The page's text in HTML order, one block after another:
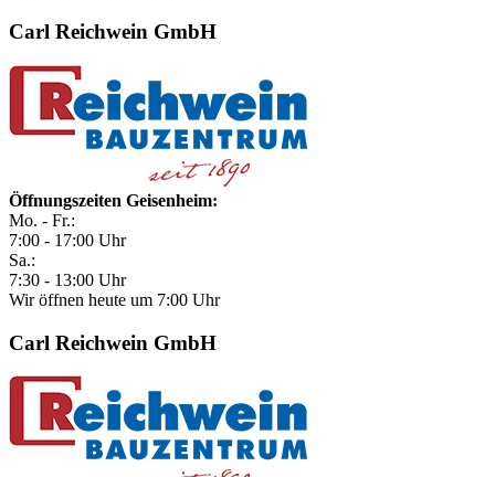
Carl Reichwein GmbH
Öffnungszeiten Geisenheim:
Mo. - Fr.:
7:00 - 17:00 Uhr
Sa.:
7:30 - 13:00 Uhr
Wir öffnen heute um 7:00 Uhr
Carl Reichwein GmbH